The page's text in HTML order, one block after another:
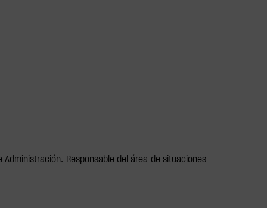
Responsable del área de situaciones